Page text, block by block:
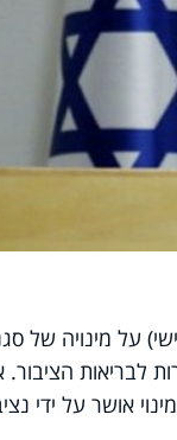
על מינויה של
לבריאות
אושר על ידי